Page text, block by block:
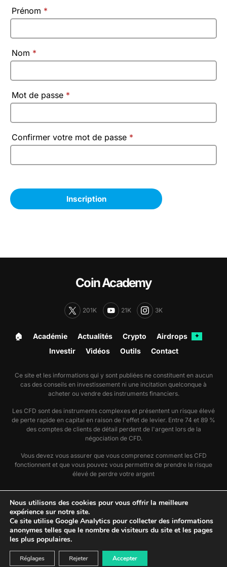
Prénom *
Nom *
Mot de passe *
Confirmer votre mot de passe *
Coin Academy
201K 21K 3K
🏠︎ Académie Actualités Crypto Airdrops ✦
Investir Vidéos Outils Contact
Ce site et les informations qui y sont publiées ne constituent en aucun
cas des conseils en investissement ni une incitation quelconque à
acheter ou vendre des instruments financiers.
Les CFD sont des instruments complexes et présentent un risque élevé
de perte rapide en capital en raison de l'effet de levier. Entre 74 et 89 %
des comptes de clients de détail perdent de l'argent lors de la
négociation de CFD.
Vous devez vous assurer que vous comprenez comment les CFD
fonctionnent et que vous pouvez vous permettre de prendre le risque
élevé de perdre votre argent
🗞️ Nous suivre sur Google Actualité
📣 Utiliser notre flux RSS actu
📣 Utiliser notre flux RSS dossier
🕵️ Politique de confidentialité
Nous utilisons des cookies pour vous offrir la meilleure
expérience sur notre site.
Ce site utilise Google Analytics pour collecter des informations
anonymes telles que le nombre de visiteurs du site et les pages
les plus populaires.
Accepter
Rejeter
Réglages